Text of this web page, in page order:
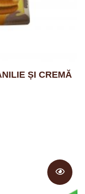
ȘI CREMĂ